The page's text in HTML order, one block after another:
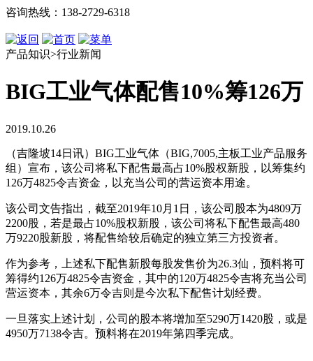
咨询热线：138-2729-6318
产品知识>行业新闻
BIG工业气体配售10%筹126万
2019.10.26
（吉隆坡14日讯）BIG工业气体（BIG,7005,主板工业产品服务
组）宣布，该公司将私下配售最高占10%股权新股，以筹集约
126万4825令吉资金，以充当公司的营运资本用途。
该公司文告指出，截至2019年10月1日，该公司股本为4809万
2200股，若是最占10%股权新股，该公司将私下配售最高480
万9220股新股，将配售给较后确定的独立第三方投资者。
作为参考，上述私下配售新股每股发售价为26.3仙，预料将可
筹得约126万4825令吉资金，其中的120万4825令吉将充当公司
营运资本，其余6万令吉则是今次私下配售计划经费。
一旦落实上述计划，公司的股本将增加至5290万1420股，或是
4950万7138令吉。预料将在2019年第四季完成。